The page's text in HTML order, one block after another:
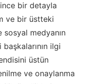
bir detayla
ve bir üstteki
sosyal medyanın
ilgi
üstün
ve onaylanma